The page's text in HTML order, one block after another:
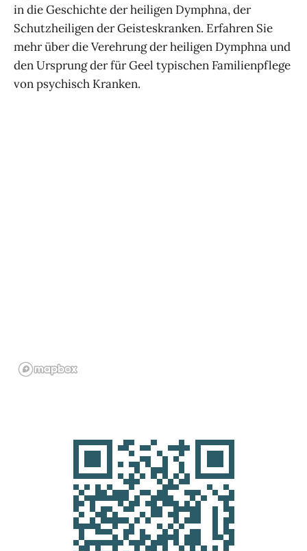
in die Geschichte der heiligen Dymphna, der
Schutzheiligen der Geisteskranken. Erfahren Sie
mehr über die Verehrung der heiligen Dymphna und
den Ursprung der für Geel typischen Familienpflege
von psychisch Kranken.